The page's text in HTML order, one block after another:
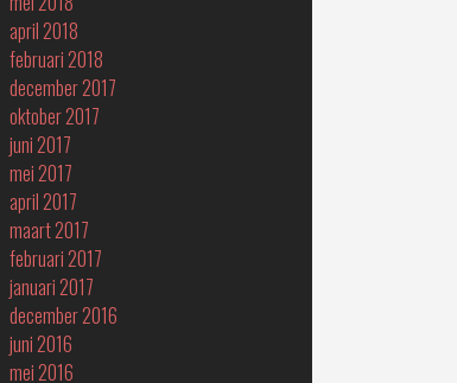
april 2018
februari 2018
december 2017
oktober 2017
juni 2017
mei 2017
april 2017
maart 2017
februari 2017
januari 2017
december 2016
juni 2016
mei 2016